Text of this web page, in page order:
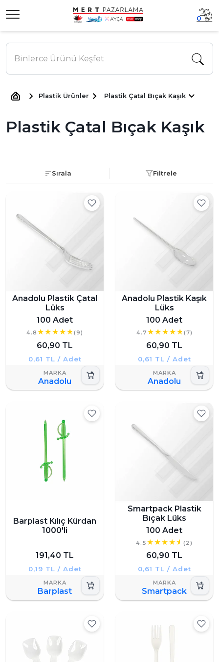
0
Plastik Ürünler Plastik Çatal Bıçak Kaşık
Plastik Çatal Bıçak Kaşık
Sırala Filtrele
Anadolu Plastik Çatal
Lüks
100 Adet
4.8 (9)
60,90 TL
0,61 TL / Adet
Anadolu
Anadolu Plastik Kaşık
Lüks
100 Adet
4.7 (7)
60,90 TL
0,61 TL / Adet
Anadolu
Barplast Kılıç Kürdan
1000'li
191,40 TL
0,19 TL / Adet
Barplast
Smartpack Plastik
Bıçak Lüks
100 Adet
4.5 (2)
60,90 TL
0,61 TL / Adet
Smartpack